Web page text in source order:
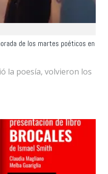
de los martes poéticos en
la poesía, volvieron los